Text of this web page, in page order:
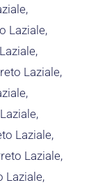
Laziale,
Laziale,
Laziale,
Laziale,
Laziale,